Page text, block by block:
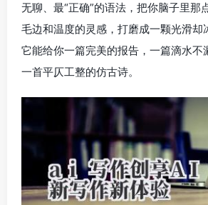
无聊、最“正确”的语法，把你脑子里那
毛边和温度的灵感，打磨成一颗光滑却
它能给你一篇完美的报告，一篇滴水不
一首平仄工整的仿古诗。